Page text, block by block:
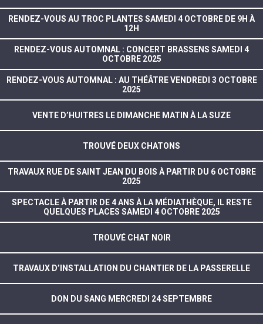
RENDEZ-VOUS AU TROC PLANTES SAMEDI 4 OCTOBRE DE 9H À
12H
RENDEZ-VOUS AUTOMNAL : CONCERT BRASSENS SAMEDI 4
OCTOBRE 2025
RENDEZ-VOUS AUTOMNAL : AU THÉÂTRE VENDREDI 3 OCTOBRE
2025
VENTE D’HUITRES LE DIMANCHE MATIN À LA SUZE
TROUVÉ DEUX CHATONS
TRAVAUX RUE DE SAINT JEAN DU BOIS À PARTIR DU 6 OCTOBRE
2025
SPECTACLE À PARTIR DE 4 ANS À LA MÉDIATHÈQUE, IL RESTE
QUELQUES PLACES SAMEDI 4 OCTOBRE 2025
TROUVÉ CHAT NOIR
TRAVAUX D’INSTALLATION DU CHANTIER DE LA PASSERELLE
DON DU SANG MERCREDI 24 SEPTEMBRE